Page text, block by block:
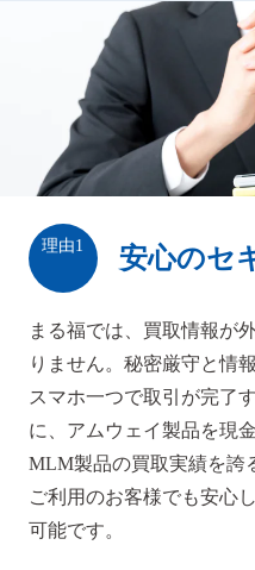
理由1 安心のセ
まる福では、買取情報が
りません。秘密厳守と情
スマホ一つで取引が完了
に、アムウェイ製品を現
MLM製品の買取実績を誇
ご利用のお客様でも安心
可能です。